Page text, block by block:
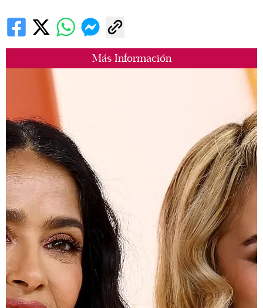
Más Información